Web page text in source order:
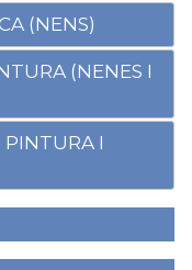
(NENS)
(NENES I
PINTURA I